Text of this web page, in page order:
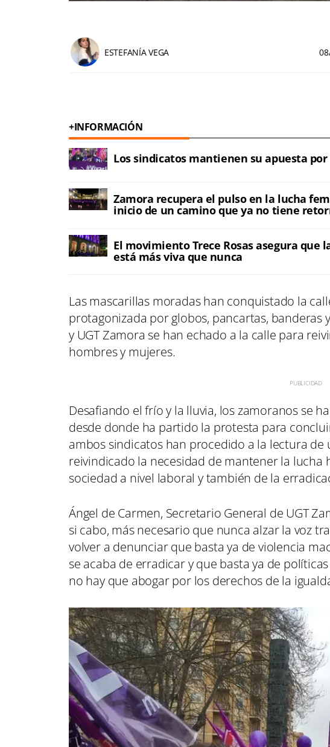
ESTEFANÍA VEGA
+INFORMACIÓN
Los sindicatos mantienen su apuesta
Zamora recupera el pulso en la lucha
inicio de un camino que ya no tiene
El movimiento Trece Rosas asegura que
está más viva que nunca
Las mascarillas moradas han conquistado la
protagonizada por globos, pancartas, banderas
y UGT Zamora se han echado a la calle para
hombres y mujeres.
Desafiando el frío y la lluvia, los zamoranos se
desde donde ha partido la protesta para
ambos sindicatos han procedido a la lectura de
reivindicado la necesidad de mantener la lucha
sociedad a nivel laboral y también de la
Ángel de Carmen, Secretario General de UGT
si cabo, más necesario que nunca alzar la voz
volver a denunciar que basta ya de violencia
se acaba de erradicar y que basta ya de
no hay que abogar por los derechos de la